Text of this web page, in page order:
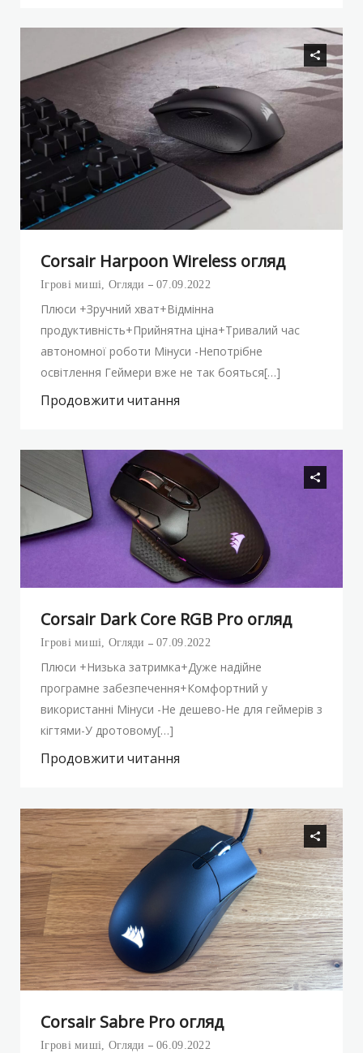
Corsair Harpoon Wireless огляд
Ігрові миші Огляди 07.09.2022
Плюси +Зручний хват+Відмінна
продуктивність+Прийнятна ціна+Тривалий час
автономної роботи Мінуси -Непотрібне
освітлення Геймери вже не так бояться[…]
Продовжити читання
Corsair Dark Core RGB Pro огляд
Ігрові миші, Огляди 07.09.2022
Плюси +Низька затримка+Дуже надійне
програмне забезпечення+Комфортний у
використанні Мінуси -Не дешево-Не для геймерів з
кігтями-У дротовому[…]
Продовжити читання
Corsair Sabre Pro огляд
Ігрові миші Огляди 06.09.2022